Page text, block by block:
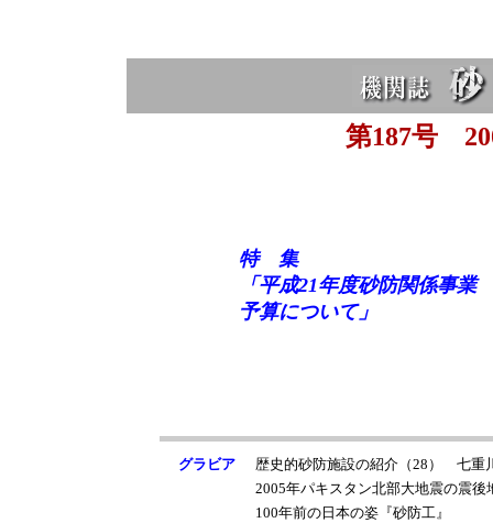
第187号
特 集
「平成21年度砂防関係事業
予算について」
グラビア
歴史的砂防施設の紹介（28） 七重
2005年パキスタン北部大地震の震後
100年前の日本の姿『砂防工』